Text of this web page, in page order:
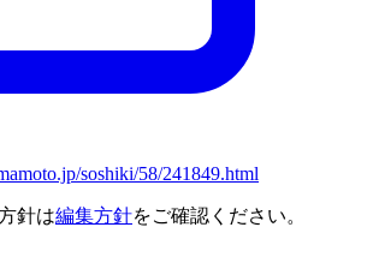
soshiki/58/241849.html
針は編集方針をご確認ください。